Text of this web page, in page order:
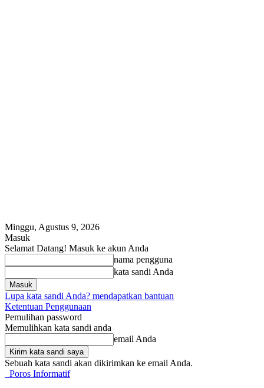
Minggu, Agustus 9, 2026
Masuk
Selamat Datang! Masuk ke akun Anda
nama pengguna
kata sandi Anda
Lupa kata sandi Anda? mendapatkan bantuan
Ketentuan Penggunaan
Pemulihan password
Memulihkan kata sandi anda
email Anda
Sebuah kata sandi akan dikirimkan ke email Anda.
Poros Informatif